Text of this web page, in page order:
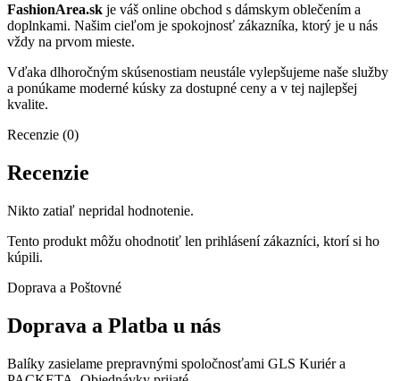
FashionArea.sk je váš online obchod s dámskym oblečením a
doplnkami. Našim cieľom je spokojnosť zákazníka, ktorý je u nás
vždy na prvom mieste.
Vďaka dlhoročným skúsenostiam neustále vylepšujeme naše služby
a ponúkame moderné kúsky za dostupné ceny a v tej najlepšej
kvalite.
Recenzie (0)
Recenzie
Nikto zatiaľ nepridal hodnotenie.
Tento produkt môžu ohodnotiť len prihlásení zákazníci, ktorí si ho
kúpili.
Doprava a Poštovné
Doprava a Platba u nás
Balíky zasielame prepravnými spoločnosťami GLS Kuriér a